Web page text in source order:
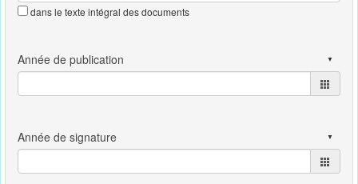
dans le texte intégral des documents